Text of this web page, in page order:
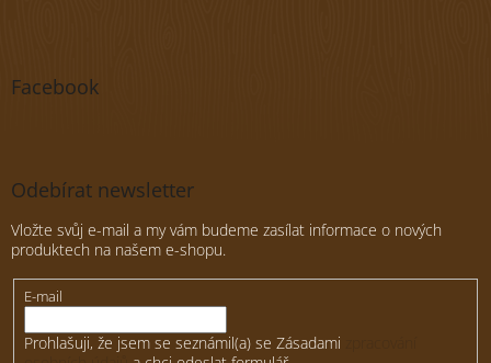
Facebook
Odebírat newsletter
Vložte svůj e-mail a my vám budeme zasílat informace o nových
produktech na našem e-shopu.
E-mail
Prohlašuji, že jsem se seznámil(a) se Zásadami